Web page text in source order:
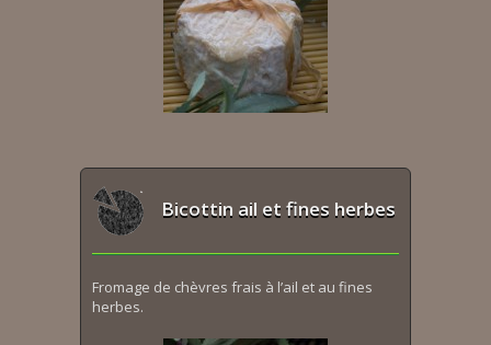
Bicottin ail et fines herbes
Fromage de chèvres frais à l’ail et au fines
herbes.